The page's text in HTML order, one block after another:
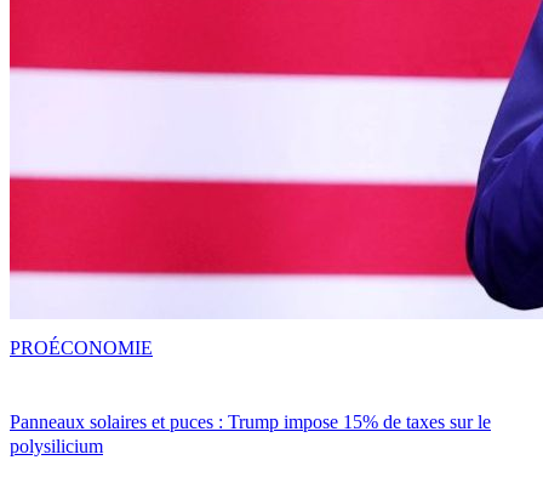
Panneaux solaires et puces : Trump impose 15% de taxes sur le
polysilicium
PROÉCONOMIE